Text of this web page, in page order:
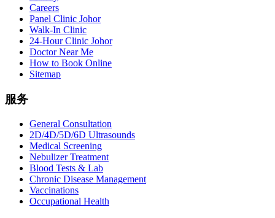
Careers
Panel Clinic Johor
Walk-In Clinic
24-Hour Clinic Johor
Doctor Near Me
How to Book Online
Sitemap
服务
General Consultation
2D/4D/5D/6D Ultrasounds
Medical Screening
Nebulizer Treatment
Blood Tests & Lab
Chronic Disease Management
Vaccinations
Occupational Health